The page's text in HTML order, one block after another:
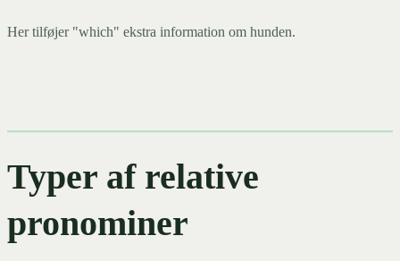
Her tilføjer "which" ekstra information om hunden.
Typer af relative
pronominer